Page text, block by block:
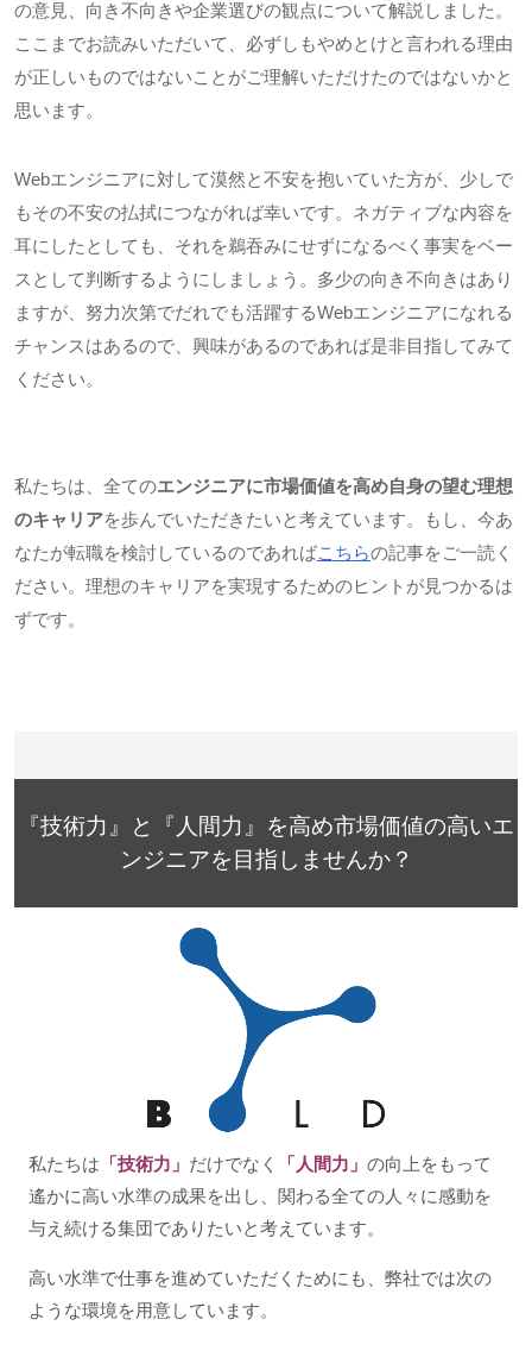
の意見、向き不向きや企業選びの観点について解説しました。
ここまでお読みいただいて、必ずしもやめとけと言われる理由
が正しいものではないことがご理解いただけたのではないかと
思います。
Webエンジニアに対して漠然と不安を抱いていた方が、少しで
もその不安の払拭につながれば幸いです。ネガティブな内容を
耳にしたとしても、それを鵜吞みにせずになるべく事実をベー
スとして判断するようにしましょう。多少の向き不向きはあり
ますが、努力次第でだれでも活躍するWebエンジニアになれる
チャンスはあるので、興味があるのであれば是非目指してみて
ください。
私たちは、全てのエンジニアに市場価値を高め自身の望む理想
のキャリアを歩んでいただきたいと考えています。もし、今あ
なたが転職を検討しているのであればこちらの記事をご一読く
ださい。理想のキャリアを実現するためのヒントが見つかるは
ずです。
『技術力』と『人間力』を高め市場価値の高いエ
ンジニアを目指しませんか？
私たちは 「技術力」 だけでなく 「人間力」 の向上をもって
遙かに高い水準の成果を出し、関わる全ての人々に感動を
与え続ける集団でありたいと考えています。
高い水準で仕事を進めていただくためにも、弊社では次の
ような環境を用意しています。